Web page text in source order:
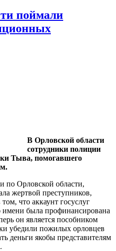
поймали
В Орловской области
сотрудники полиции
Тыва, помогавшего
Орловской области,
жертвой преступников,
что аккаунт госуслуг
была профинансирована
он является пособником
убедили пожилых орловцев
деньги якобы представителям